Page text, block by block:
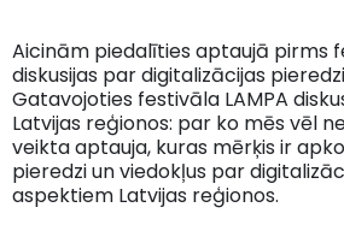
Aicinām piedalīties aptaujā pirms
diskusijas par digitalizācijas
Gatavojoties festivāla LAMPA
Latvijas reģionos: par ko mēs vēl
veikta aptauja, kuras mērķis ir
pieredzi un viedokļus par
aspektiem Latvijas reģionos.